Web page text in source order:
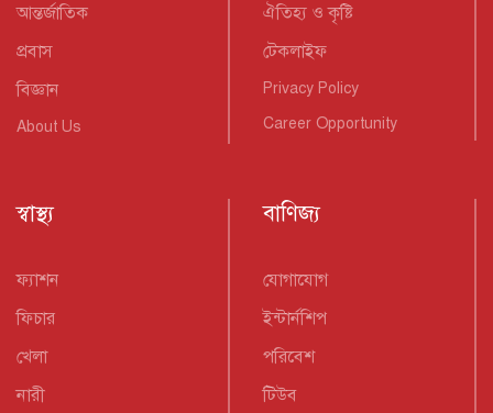
আন্তর্জাতিক
প্রবাস
বিজ্ঞান
About Us
ঐতিহ্য ও কৃষ্টি
টেকলাইফ
Privacy Policy
Career Opportunity
স্বাস্থ্য
ফ্যাশন
ফিচার
খেলা
নারী
বাণিজ্য
যোগাযোগ
ইন্টার্নশিপ
পরিবেশ
টিউব